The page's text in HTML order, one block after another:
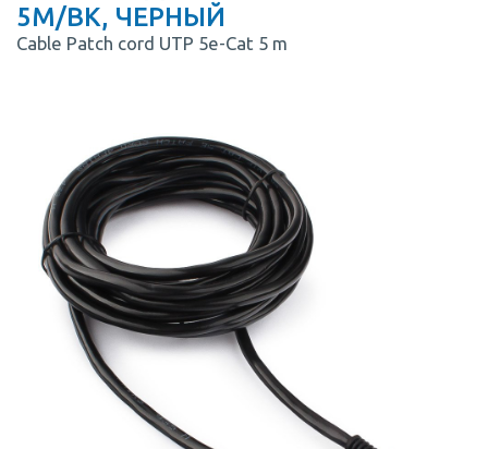
5M/BK, ЧЕРНЫЙ
Cable Patch cord UTP 5e-Cat 5 m